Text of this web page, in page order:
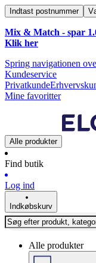
Indtast postnummer
Mix & Match - spar
Klik her
Spring navigationen
Kundeservice
Privatkunde
Mine favoritter
Alle produkter
Find butik
Log ind
Indkøbskurv
Alle produkter